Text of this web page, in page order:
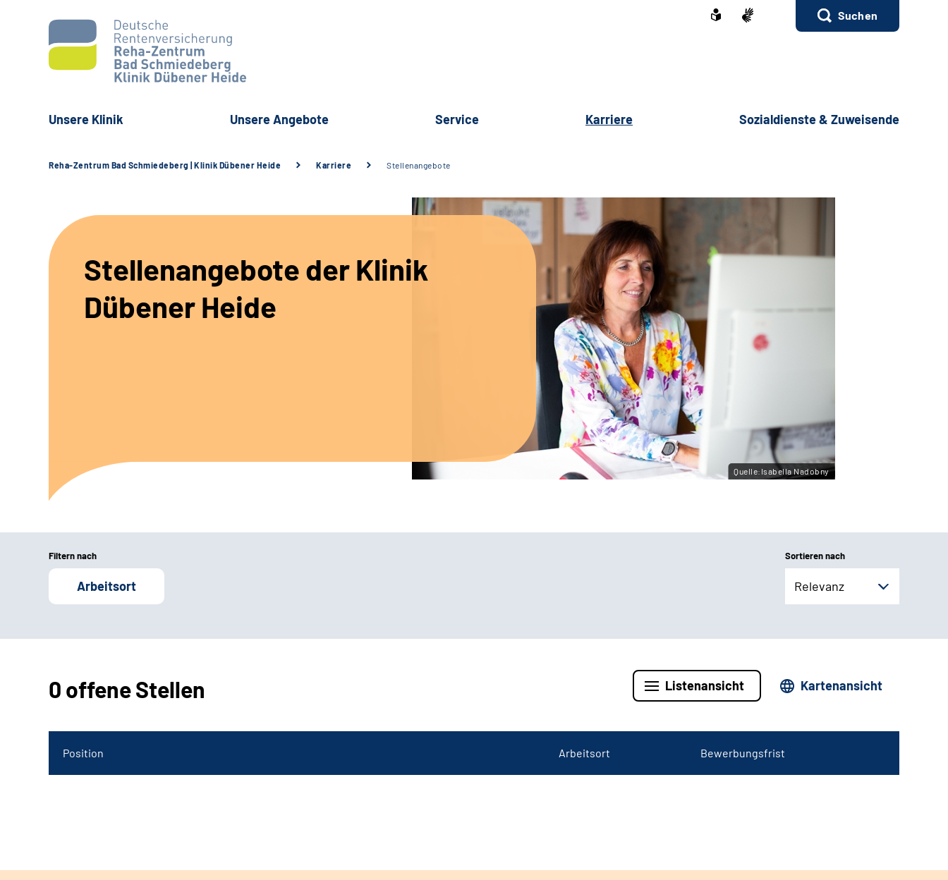
Suchen
Unsere Klinik Unsere Angebote Service Karriere Sozialdienste & Zuweisende
Reha-Zentrum Bad Schmiedeberg | Klinik Dübener Heide Karriere Stellenangebote
Stellenangebote der Klinik
Dübener Heide
Quelle:Isabella Nadobny
Filtern nach
Arbeitsort
Sortieren nach
Relevanz
0 offene Stellen Listenansicht Kartenansicht
Position Arbeitsort Bewerbungsfrist